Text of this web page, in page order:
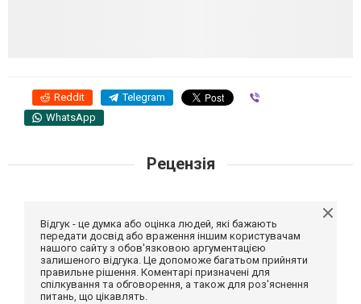
Reddit Telegram
WhatsApp
Рецензія
Відгук - це думка або оцінка людей, які бажають
передати досвід або враження іншим користувачам
нашого сайту з обов'язковою аргументацією
залишеного відгука. Це допоможе багатьом прийняти
правильне рішення. Коментарі призначені для
спілкування та обговорення, а також для роз'яснення
питань, що цікавлять.